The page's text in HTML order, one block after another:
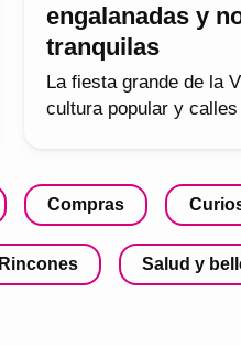
engalanadas y
tranquilas
La fiesta grande de la
cultura popular y
Compras
Rincones Salud y